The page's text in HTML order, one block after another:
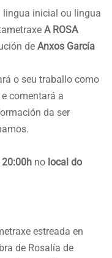
lingua inicial ou lingua
A ROSA
de Anxos García
o seu traballo como
comentará a
da ser
20:00h no local do
estreada en
de Rosalía de